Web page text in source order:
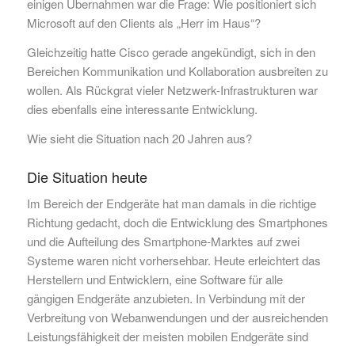
einigen Übernahmen war die Frage: Wie positioniert sich
Microsoft auf den Clients als „Herr im Haus“?
Gleichzeitig hatte Cisco gerade angekündigt, sich in den
Bereichen Kommunikation und Kollaboration ausbreiten zu
wollen. Als Rückgrat vieler Netzwerk-Infrastrukturen war
dies ebenfalls eine interessante Entwicklung.
Wie sieht die Situation nach 20 Jahren aus?
Die Situation heute
Im Bereich der Endgeräte hat man damals in die richtige
Richtung gedacht, doch die Entwicklung des Smartphones
und die Aufteilung des Smartphone-Marktes auf zwei
Systeme waren nicht vorhersehbar. Heute erleichtert das
Herstellern und Entwicklern, eine Software für alle
gängigen Endgeräte anzubieten. In Verbindung mit der
Verbreitung von Webanwendungen und der ausreichenden
Leistungsfähigkeit der meisten mobilen Endgeräte sind